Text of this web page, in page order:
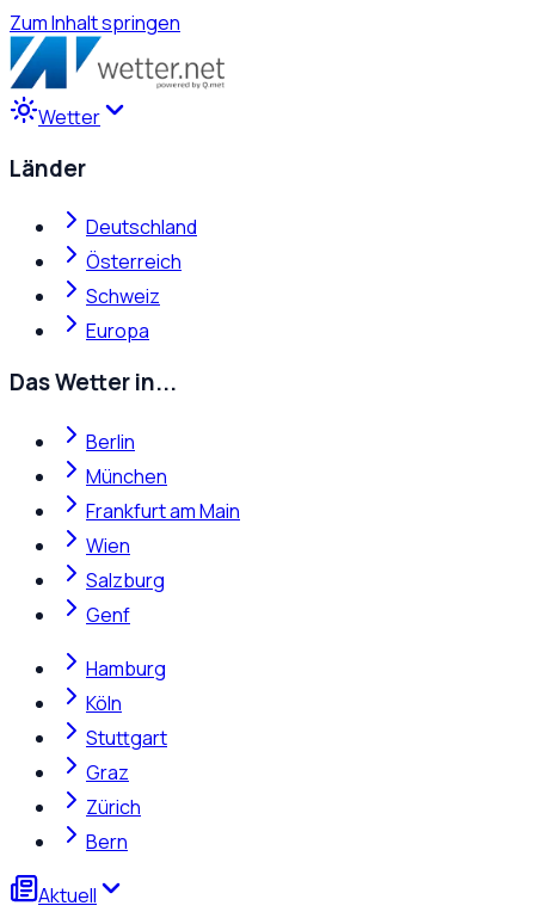
Zum Inhalt springen
Wetter
Länder
Deutschland
Österreich
Schweiz
Europa
Das Wetter in...
Berlin
München
Frankfurt am Main
Wien
Salzburg
Genf
Hamburg
Köln
Stuttgart
Graz
Zürich
Bern
Aktuell